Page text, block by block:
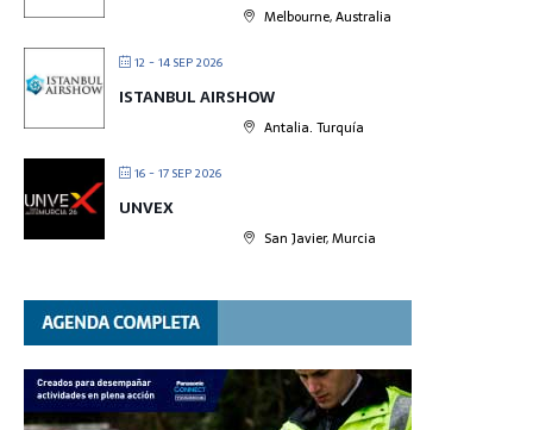
Melbourne, Australia
12 - 14 SEP 2026
ISTANBUL AIRSHOW
Antalia. Turquía
16 - 17 SEP 2026
UNVEX
San Javier, Murcia